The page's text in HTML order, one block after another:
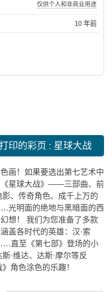
仅供个人和非商业用途
10 年前
印的彩页 : 星球大战
画！如果要选出第七艺术中
《星球大战》——三部曲、前
、传奇角色、成千上万的
光明面的绝地与黑暗面的西
想！ 我们为您准备了多款
盖各时代的英雄：汉·索
直至《第七部》登场的小
·维达、达斯·摩尔等反
角色涂色的乐趣！